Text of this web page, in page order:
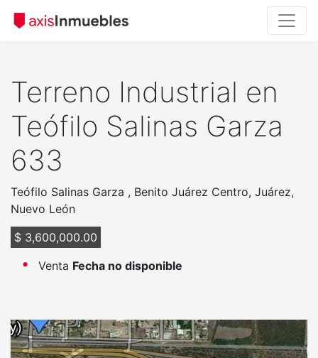
Terreno Industrial en
Teófilo Salinas Garza
633
Teófilo Salinas Garza , Benito Juárez Centro, Juárez,
Nuevo León
$ 3,600,000.00
Venta Fecha no disponible